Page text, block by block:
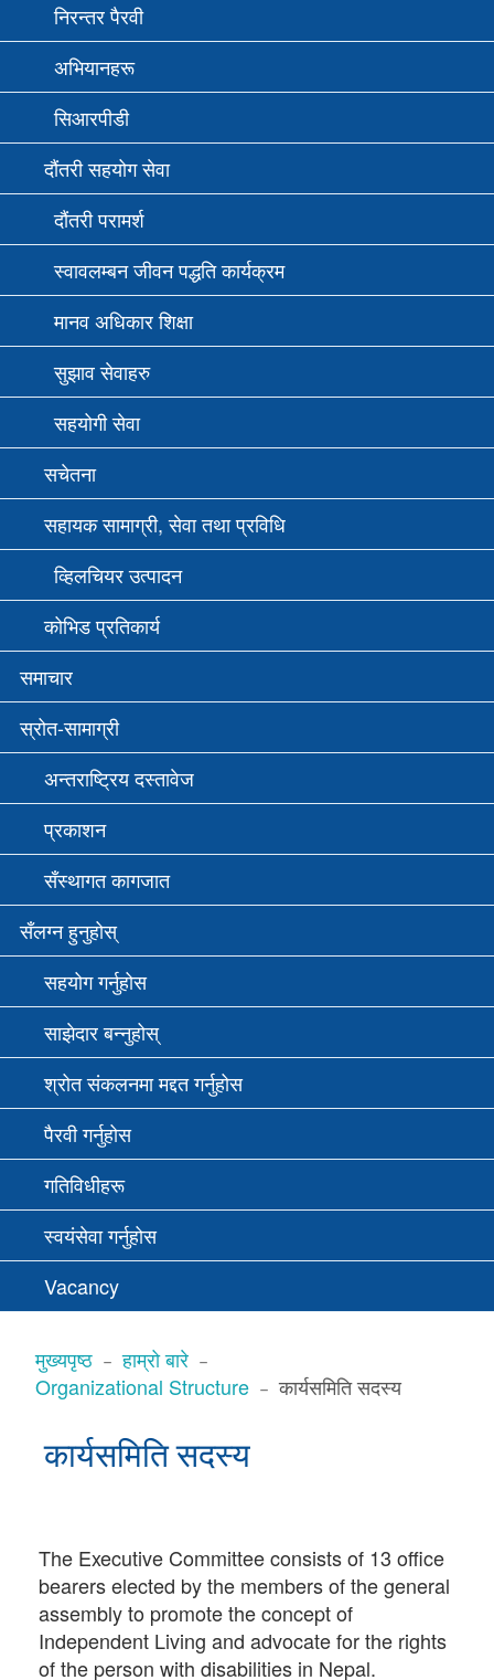
निरन्तर पैरवी
अभियानहरू
सि‌आरपीडी
दौंतरी सहयोग सेवा
दौंतरी परामर्श
स्वावलम्बन जीवन पद्धति कार्यक्रम
मानव अधिकार शिक्षा
सुझाव सेवाहरु
सहयोगी सेवा
सचेतना
सहायक सामाग्री, सेवा तथा प्रविधि
व्हिलचियर उत्पादन
कोभिड प्रतिकार्य
समाचार
स्रोत-सामाग्री
अन्तराष्ट्रिय दस्तावेज
प्रकाशन
सँस्थागत कागजात
सँलग्न हुनुहोस्
सहयोग गर्नुहोस
साझेदार बन्नुहोस्
श्रोत संकलनमा मद्दत गर्नुहोस
पैरवी गर्नुहोस
गतिविधीहरू
स्वयंसेवा गर्नुहोस
Vacancy
मुख्यपृष्ठ
हाम्रो बारे
Organizational Structure
कार्यसमिति सदस्य
कार्यसमिति सदस्य
The Executive Committee consists of 13 office
bearers elected by the members of the general
assembly to promote the concept of
Independent Living and advocate for the rights
of the person with disabilities in Nepal.